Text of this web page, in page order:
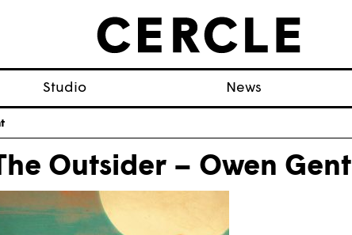
Studio News
Outsider – Owen Gent